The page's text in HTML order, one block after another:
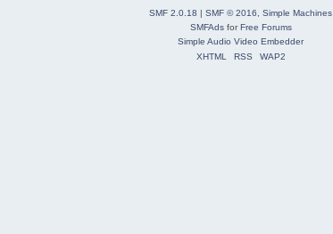
SMF 2.0.18 | SMF © 2016
Simple Machines
SMFAdsforFree Forums
Simple Audio Video Embedder
XHTML
RSS WAP2